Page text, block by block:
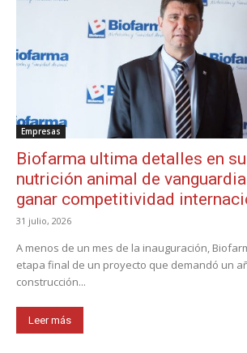
Empresas
Biofarma ultima detalles en
nutrición animal de
ganar competitividad
31 julio, 2026
A menos de un mes de la inauguración,
etapa final de un proyecto que demandó un
construcción...
Leer más